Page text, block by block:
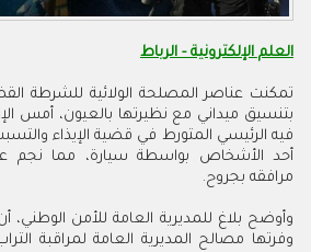
العلم الإلكترونية - الرباط
تمكنت عناصر المصلحة الولائية للشرطة
بتنسيق ميداني مع نظيرتها بالعيون، أمس
فيه الرئيسي المتورط في قضية الإيذاء
أحد الأشخاص بواسطة سيارة، مما نجم
مرافقه بجروح.
وأوضح بلاغ للمديرية العامة للأمن الوطني،
وفرتها مصالح المديرية العامة لمراقبة